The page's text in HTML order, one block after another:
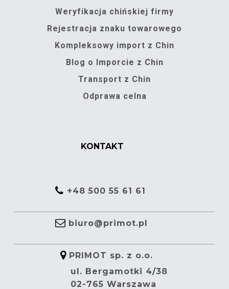
Weryfikacja chińskiej firmy
Rejestracja znaku towarowego
Kompleksowy import z Chin
Blog o Imporcie z Chin
Transport z Chin
Odprawa celna
KONTAKT
+48 500 55 61 61
biuro@primot.pl
PRIMOT sp. z o.o.
ul. Bergamotki 4/38
02-765 Warszawa